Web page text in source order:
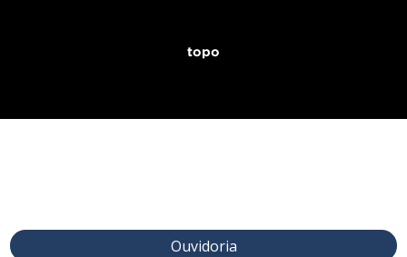
topo
Ouvidoria